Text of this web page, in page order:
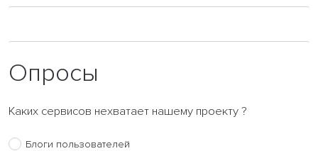
Опросы
Каких сервисов нехватает нашему проекту ?
Блоги пользователей